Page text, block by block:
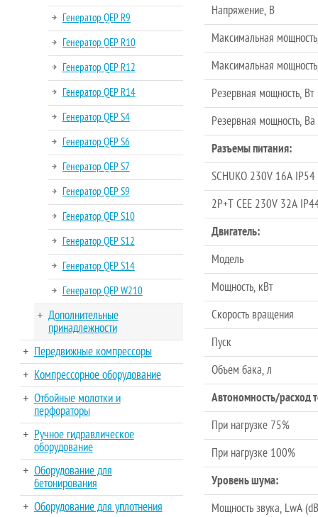
Генератор QEP R9
Генератор QEP R10
Генератор QEP R12
Генератор QEP R14
Генератор QEP S4
Генератор QEP S6
Генератор QEP S7
Генератор QEP S9
Генератор QEP S10
Генератор QEP S12
Генератор QEP S14
Генератор QEP W210
Дополнительные
принадлежности
Передвижные компрессоры
Компрессорное оборудование
Отбойные молотки и
перфораторы
Ручное гидравлическое
оборудование
Оборудование для
бетонирования
Оборудование для уплотнения
Напряжение, В
Максимальная
Максимальная
Резервная мощность, Вт
Резервная мощность, Ва
Разъемы питания:
SCHUKO 230V 16A IP54
2P+T CEE 230V 32A
Двигатель:
Модель
Мощность, кВт
Скорость вращения
Пуск
Объем бака, л
Автономность/расход
При нагрузке 75%
При нагрузке 100%
Уровень шума:
Мощность звука, LwA